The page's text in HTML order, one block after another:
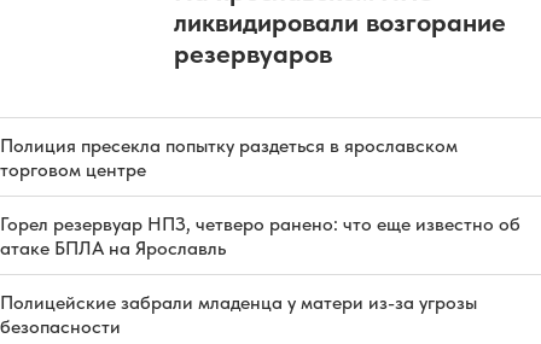
ликвидировали возгорание
резервуаров
Полиция пресекла попытку раздеться в ярославском
торговом центре
Горел резервуар НПЗ, четверо ранено: что еще известно об
атаке БПЛА на Ярославль
Полицейские забрали младенца у матери из-за угрозы
безопасности